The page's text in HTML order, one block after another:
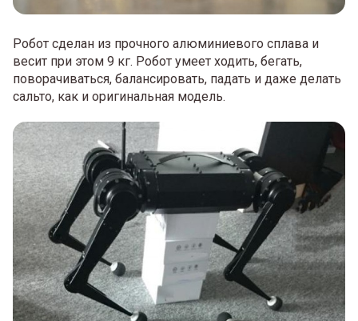
Робот сделан из прочного алюминиевого сплава и
весит при этом 9 кг. Робот умеет ходить, бегать,
поворачиваться, балансировать, падать и даже делать
сальто, как и оригинальная модель.